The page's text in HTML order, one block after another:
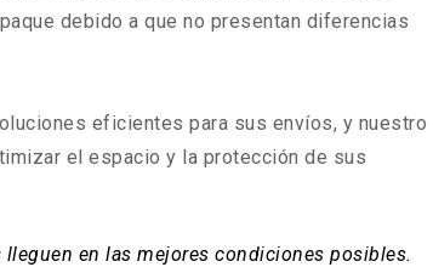
debido a que no presentan diferencias
eficientes para sus envíos, y nuestro
el espacio y la protección de sus
en las mejores condiciones posibles.